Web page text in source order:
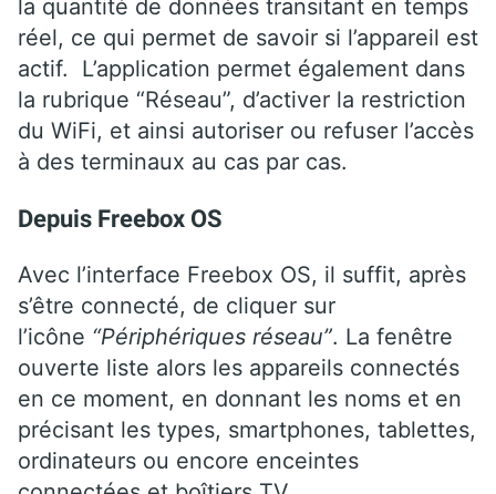
la quantité de données transitant en temps
réel, ce qui permet de savoir si l’appareil est
actif. L’application permet également dans
la rubrique “Réseau”, d’activer la restriction
du WiFi, et ainsi autoriser ou refuser l’accès
à des terminaux au cas par cas.
Depuis Freebox OS
Avec l’interface Freebox OS, il suffit, après
s’être connecté, de cliquer sur
l’icône “Périphériques réseau”. La fenêtre
ouverte liste alors les appareils connectés
en ce moment, en donnant les noms et en
précisant les types, smartphones, tablettes,
ordinateurs ou encore enceintes